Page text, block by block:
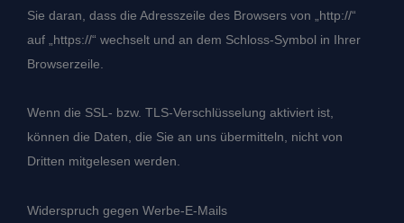
Sie daran, dass die Adresszeile des Browsers von „http://“
auf „https://“ wechselt und an dem Schloss-Symbol in Ihrer
Browserzeile.
Wenn die SSL- bzw. TLS-Verschlüsselung aktiviert ist,
können die Daten, die Sie an uns übermitteln, nicht von
Dritten mitgelesen werden.
Widerspruch gegen Werbe-E-Mails